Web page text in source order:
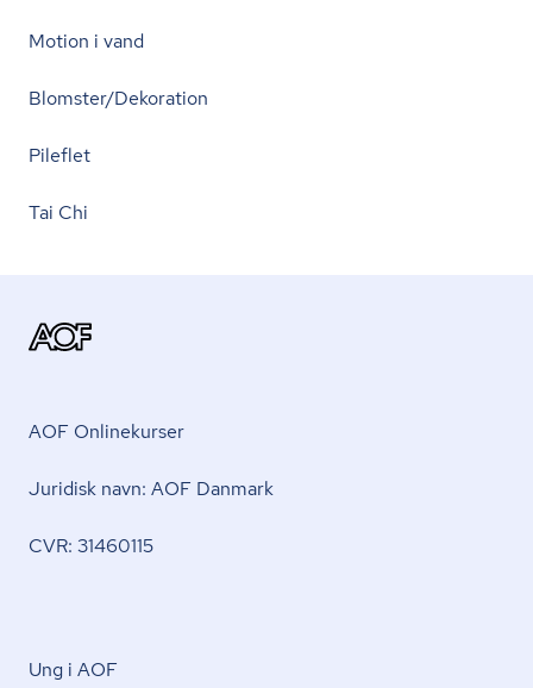
Motion i vand
Blomster/Dekoration
Pileflet
Tai Chi
AOF Onlinekurser
Juridisk navn: AOF Danmark
CVR: 31460115
Ung i AOF